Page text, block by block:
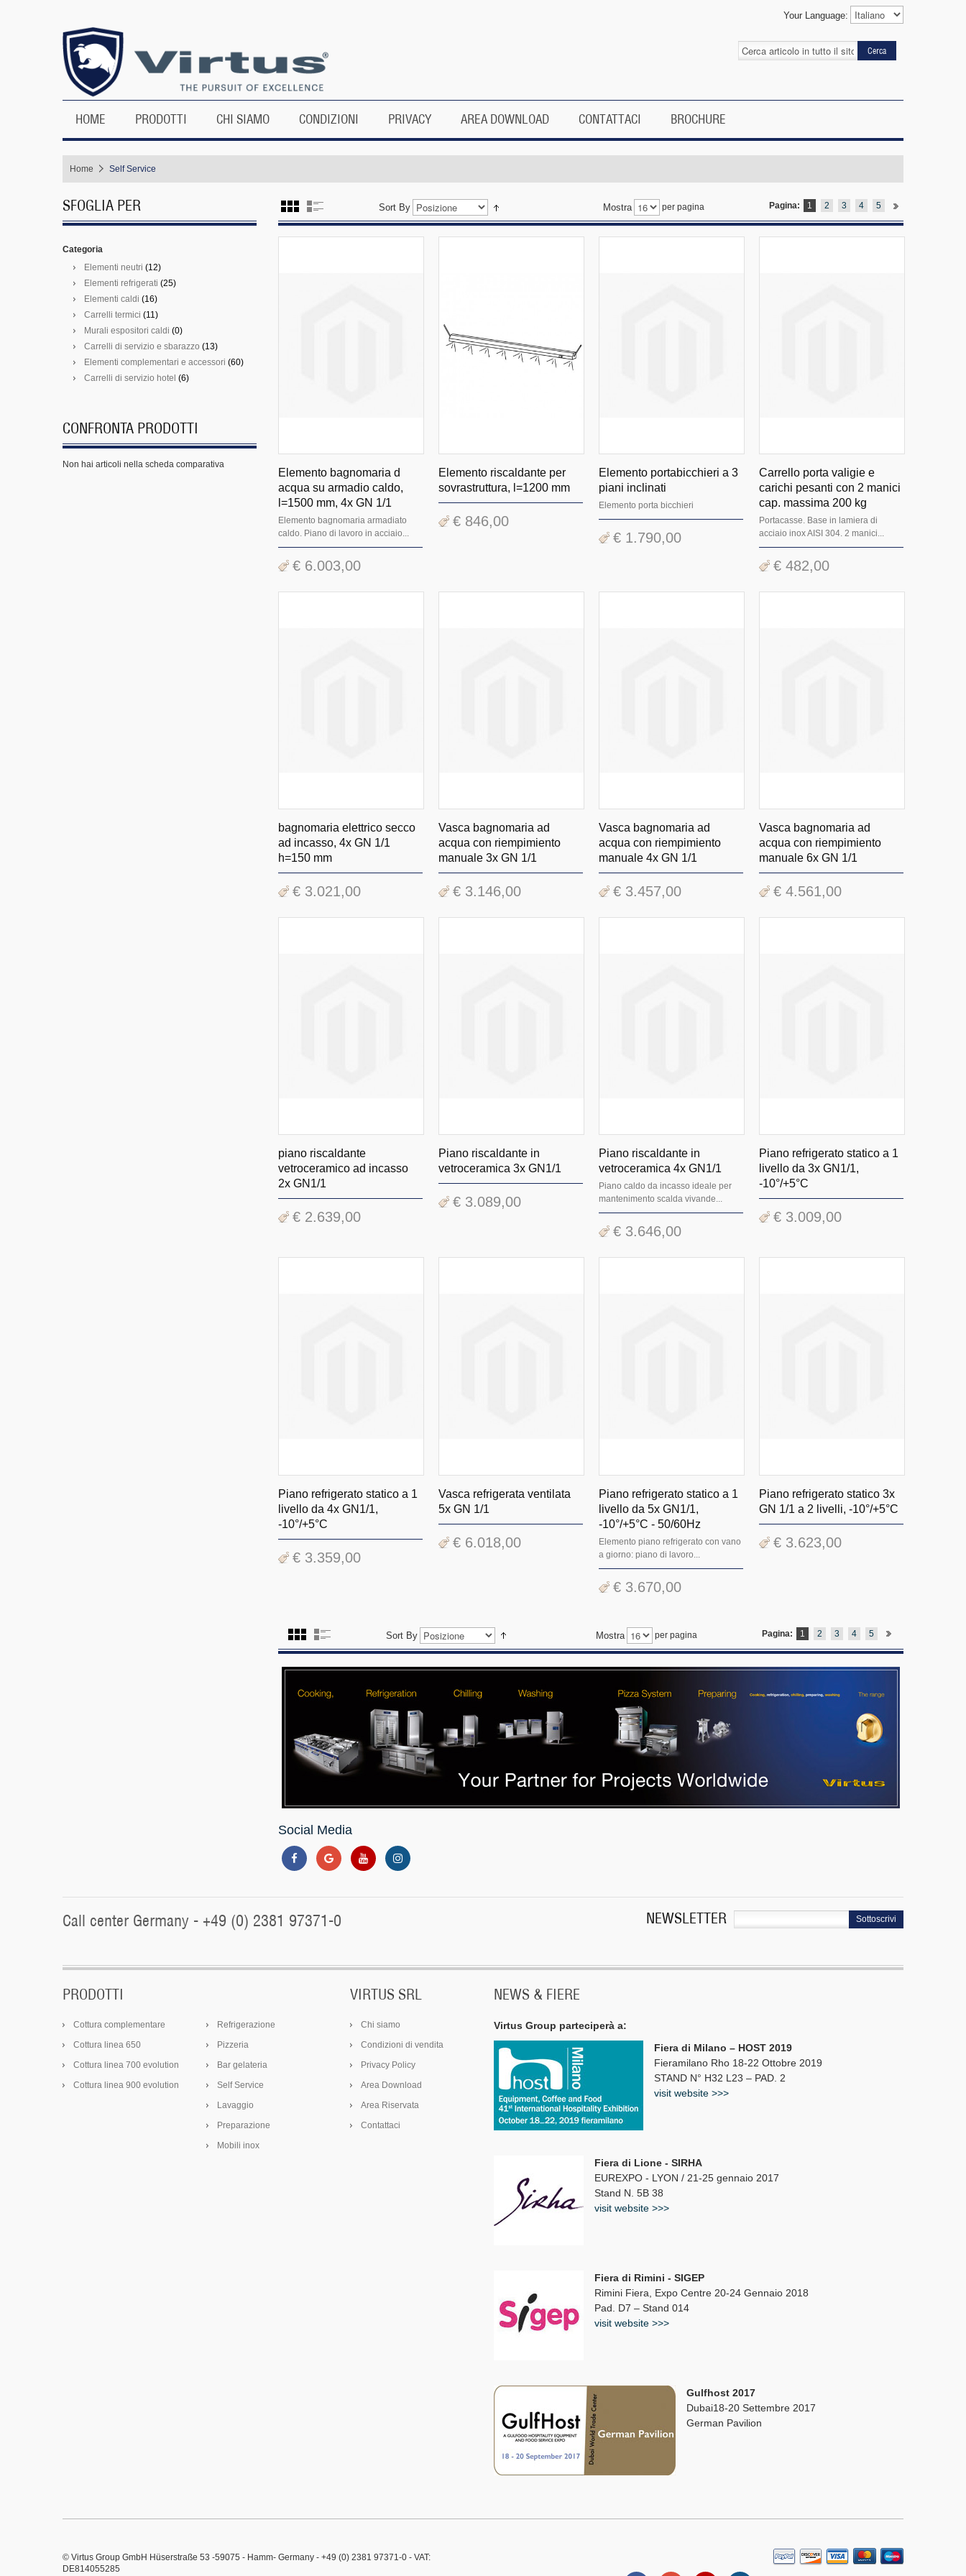
Your Language:
Cerca
HOME PRODOTTI CHI SIAMO CONDIZIONI PRIVACY AREA DOWNLOAD CONTATTACI BROCHURE
Home Self Service
SFOGLIA PER
Categoria
Elementi neutri (12)
Elementi refrigerati (25)
Elementi caldi (16)
Carrelli termici (11)
Murali espositori caldi (0)
Carrelli di servizio e sbarazzo (13)
Elementi complementari e accessori (60)
Carrelli di servizio hotel (6)
CONFRONTA PRODOTTI
Non hai articoli nella scheda comparativa
Sort By Pagina: 1 2 3 4 5
Mostra per pagina
Elemento bagnomaria d
acqua su armadio caldo,
l=1500 mm, 4x GN 1/1
Elemento bagnomaria armadiato
caldo. Piano di lavoro in acciaio...
€ 6.003,00
Elemento riscaldante per
sovrastruttura, l=1200 mm
€ 846,00
Elemento portabicchieri a 3
piani inclinati
Elemento porta bicchieri
€ 1.790,00
Carrello porta valigie e
carichi pesanti con 2 manici
cap. massima 200 kg
Portacasse. Base in lamiera di
acciaio inox AISI 304. 2 manici...
€ 482,00
bagnomaria elettrico secco
ad incasso, 4x GN 1/1
h=150 mm
€ 3.021,00
Vasca bagnomaria ad
acqua con riempimiento
manuale 3x GN 1/1
€ 3.146,00
Vasca bagnomaria ad
acqua con riempimiento
manuale 4x GN 1/1
€ 3.457,00
Vasca bagnomaria ad
acqua con riempimiento
manuale 6x GN 1/1
€ 4.561,00
piano riscaldante
vetroceramico ad incasso
2x GN1/1
€ 2.639,00
Piano riscaldante in
vetroceramica 3x GN1/1
€ 3.089,00
Piano riscaldante in
vetroceramica 4x GN1/1
Piano caldo da incasso ideale per
mantenimento scalda vivande...
€ 3.646,00
Piano refrigerato statico a 1
livello da 3x GN1/1,
-10°/+5°C
€ 3.009,00
Piano refrigerato statico a 1
livello da 4x GN1/1,
-10°/+5°C
€ 3.359,00
Vasca refrigerata ventilata
5x GN 1/1
€ 6.018,00
Piano refrigerato statico a 1
livello da 5x GN1/1,
-10°/+5°C - 50/60Hz
Elemento piano refrigerato con vano
a giorno: piano di lavoro...
€ 3.670,00
Piano refrigerato statico 3x
GN 1/1 a 2 livelli, -10°/+5°C
€ 3.623,00
Sort By Pagina: 1 2 3 4 5
Mostra per pagina
Social Media
Call center Germany - +49 (0) 2381 97371-0 NEWSLETTER Sottoscrivi
PRODOTTI
Cottura complementare
Cottura linea 650
Cottura linea 700 evolution
Cottura linea 900 evolution
Refrigerazione
Pizzeria
Bar gelateria
Self Service
Lavaggio
Preparazione
Mobili inox
VIRTUS SRL
Chi siamo
Condizioni di vendita
Privacy Policy
Area Download
Area Riservata
Contattaci
NEWS & FIERE
Virtus Group parteciperà a:
Fiera di Milano – HOST 2019
Fieramilano Rho 18-22 Ottobre 2019
STAND N° H32 L23 – PAD. 2
visit website >>>
Fiera di Lione - SIRHA
EUREXPO - LYON / 21-25 gennaio 2017
Stand N. 5B 38
visit website >>>
Fiera di Rimini - SIGEP
Rimini Fiera, Expo Centre 20-24 Gennaio 2018
Pad. D7 – Stand 014
visit website >>>
Gulfhost 2017
Dubai18-20 Settembre 2017
German Pavilion
© Virtus Group GmbH Hüserstraße 53 -59075 - Hamm- Germany - +49 (0) 2381 97371-0 - VAT:
DE814055285